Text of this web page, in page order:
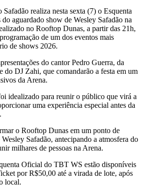
realiza nesta sexta (7) o Esquenta
aguardado show de Wesley Safadão na
no Rooftop Dunas, a partir das 21h,
de um dos eventos mais
de shows 2026.
do cantor Pedro Guerra, da
do DJ Zahi, que comandarão a festa em um
da Arena.
idealizado para reunir o público que virá a
uma experiência especial antes da
o Rooftop Dunas em um ponto de
Safadão, antecipando a atmosfera do
milhares de pessoas na Arena.
Oficial do TBT WS estão disponíveis
por R$50,00 até a virada de lote, após
local.